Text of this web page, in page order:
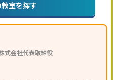
制度あり入塾に学力基準あり
ライン対応1科目から受講可能
室を探す
式会社代表取締役